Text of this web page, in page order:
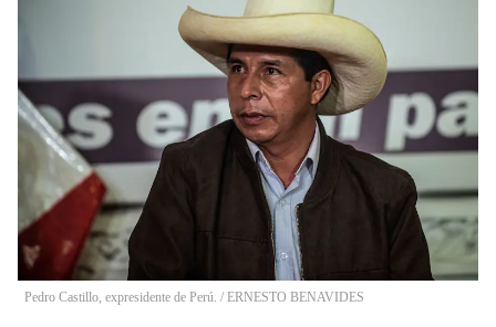
Pedro Castillo, expresidente de Perú. / ERNESTO BENAVIDES